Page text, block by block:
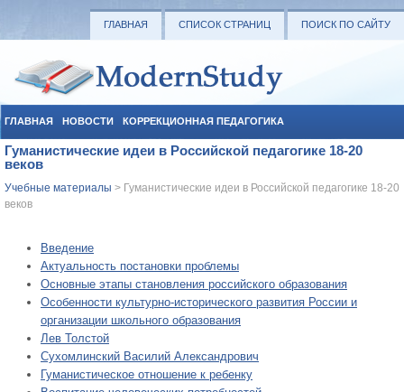
ГЛАВНАЯ СПИСОК СТРАНИЦ ПОИСК ПО САЙТУ
ГЛАВНАЯ НОВОСТИ КОРРЕКЦИОННАЯ ПЕДАГОГИКА
СОЦИАЛЬНАЯ ПЕДАГОГИКА УЧЕБНЫЕ МАТЕРИАЛЫ
Гуманистические идеи в Российской педагогике 18-20
веков
Учебные материалы > Гуманистические идеи в Российской педагогике 18-20
веков
Введение
Актуальность постановки проблемы
Основные этапы становления российского образования
Особенности культурно-исторического развития России и
организации школьного образования
Лев Толстой
Сухомлинский Василий Александрович
Гуманистическое отношение к ребенку